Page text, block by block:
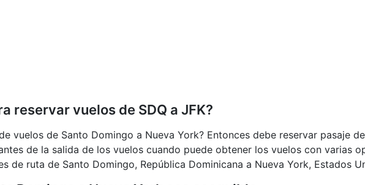
reservar vuelos de SDQ a JFK?
vuelos de Santo Domingo a Nueva York? Entonces debe reservar pasaje
de la salida de los vuelos cuando puede obtener los vuelos con varias
de ruta de Santo Domingo, República Dominicana a Nueva York, Estados